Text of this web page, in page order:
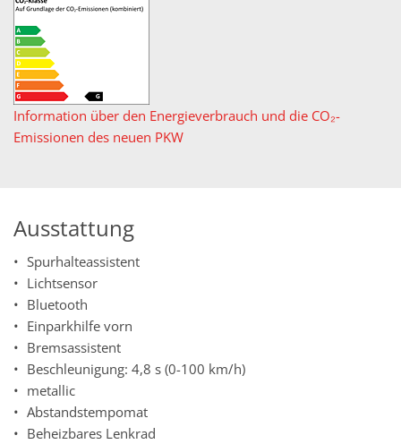
Information über den Energieverbrauch und die CO₂-
Emissionen des neuen PKW
Ausstattung
Spurhalteassistent
Lichtsensor
Bluetooth
Einparkhilfe vorn
Bremsassistent
Beschleunigung: 4,8 s (0-100 km/h)
metallic
Abstandstempomat
Beheizbares Lenkrad